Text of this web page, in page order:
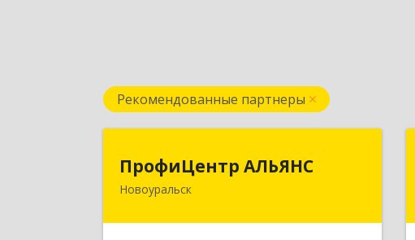
Рекомендованные партнеры
ПрофиЦентр АЛЬЯНС
Новоуральск